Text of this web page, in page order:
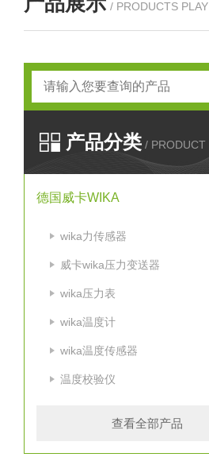
/ PRODUCTS PLAY
产品分类 / PRODUCT
德国威卡WIKA
wika力传感器
威卡wika压力变送器
wika压力表
wika温度计
wika温度传感器
温度校验仪
查看全部产品